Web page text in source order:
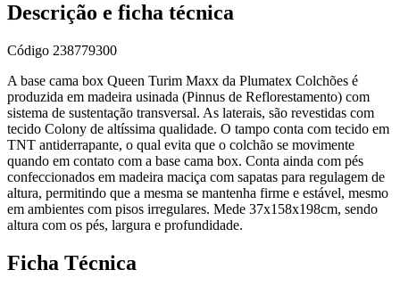
Descrição e ficha técnica
Código 238779300
A base cama box Queen Turim Maxx da Plumatex Colchões é
produzida em madeira usinada (Pinnus de Reflorestamento) com
sistema de sustentação transversal. As laterais, são revestidas com
tecido Colony de altíssima qualidade. O tampo conta com tecido em
TNT antiderrapante, o qual evita que o colchão se movimente
quando em contato com a base cama box. Conta ainda com pés
confeccionados em madeira maciça com sapatas para regulagem de
altura, permitindo que a mesma se mantenha firme e estável, mesmo
em ambientes com pisos irregulares. Mede 37x158x198cm, sendo
altura com os pés, largura e profundidade.
Ficha Técnica